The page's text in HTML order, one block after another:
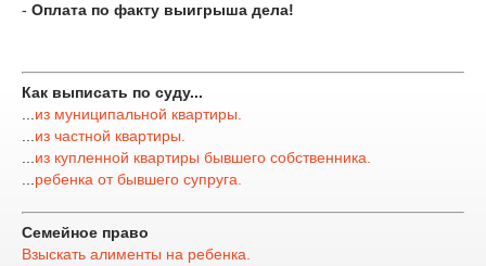
- Оплата по факту выигрыша дела!
Как выписать по суду...
из муниципальной квартиры.
из частной квартиры.
из купленной квартиры бывшего собственника.
ребенка от бывшего супруга.
Семейное право
Взыскать алименты на ребенка.